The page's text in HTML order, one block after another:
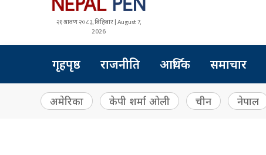
२१ श्रावण २०८३, बिहिबार | August 7,
2026
गृहपृष्ठ राजनीति आर्थिक समाचार
अमेरिका केपी शर्मा ओली चीन नेपाल